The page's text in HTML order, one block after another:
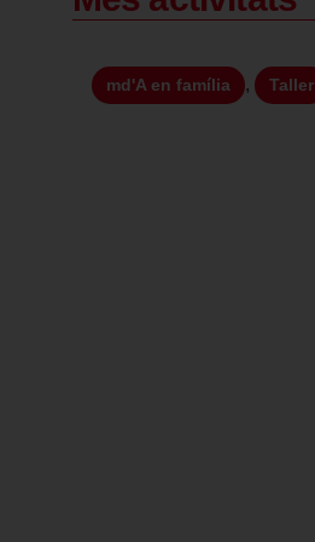
md'A en família , Taller